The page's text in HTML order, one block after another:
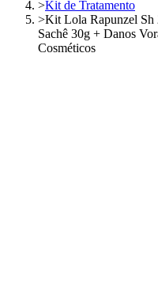
>Kit de Tratamento
>Kit Lola Rapunzel
Sachê 30g + Danos
Cosméticos